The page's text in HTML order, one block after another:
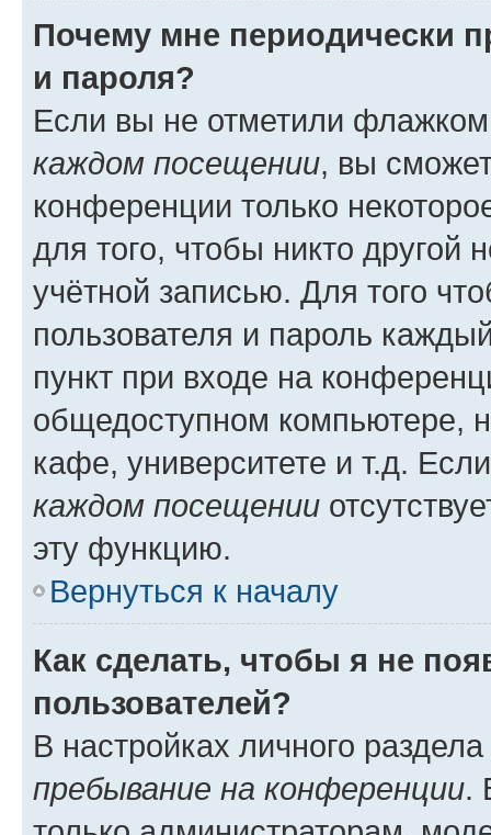
Почему мне периодически
и пароля?
Если вы не отметили
каждом посещении, вы
конференции только
для того, чтобы никто другой
учётной записью. Для того
пользователя и пароль
пункт при входе на
общедоступном компьютере,
кафе, университете и т.д.
каждом посещении
эту функцию.
Вернуться к началу
Как сделать, чтобы я не
пользователей?
В настройках личного
пребывание на конференции.